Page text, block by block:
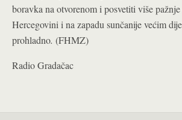
boravka na otvorenom i posvetiti više
Hercegovini i na zapadu sunčanije većim
prohladno. (FHMZ)
Radio Gradačac